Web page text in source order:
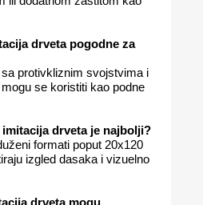
drveta pogodne za
protivkliznim svojstvima i
se koristiti kao podne
drveta je najbolji?
formati poput 20x120
izgled dasaka i vizuelno
drveta mogu